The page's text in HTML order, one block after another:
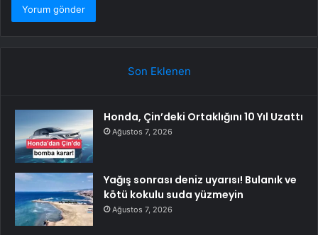
Son Eklenen
Honda, Çin’deki Ortaklığını 10 Yıl Uzattı
Ağustos 7, 2026
Yağış sonrası deniz uyarısı! Bulanık ve
kötü kokulu suda yüzmeyin
Ağustos 7, 2026